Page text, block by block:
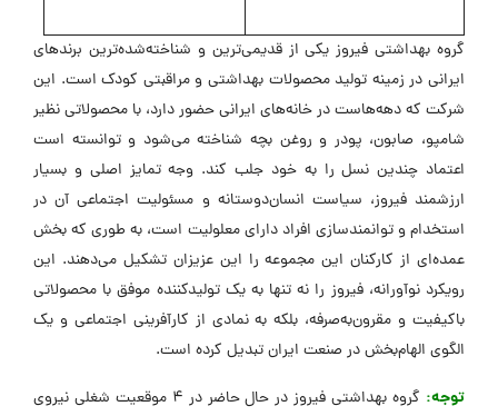
گروه بهداشتی فیروز یکی از قدیمی‌ترین و شناخته‌شده‌ترین برندهای
ایرانی در زمینه تولید محصولات بهداشتی و مراقبتی کودک است. این
شرکت که دهه‌هاست در خانه‌های ایرانی حضور دارد، با محصولاتی نظیر
شامپو، صابون، پودر و روغن بچه شناخته می‌شود و توانسته است
اعتماد چندین نسل را به خود جلب کند. وجه تمایز اصلی و بسیار
ارزشمند فیروز، سیاست انسان‌دوستانه و مسئولیت اجتماعی آن در
استخدام و توانمندسازی افراد دارای معلولیت است، به طوری که بخش
عمده‌ای از کارکنان این مجموعه را این عزیزان تشکیل می‌دهند. این
رویکرد نوآورانه، فیروز را نه تنها به یک تولیدکننده موفق با محصولاتی
باکیفیت و مقرون‌به‌صرفه، بلکه به نمادی از کارآفرینی اجتماعی و یک
الگوی الهام‌بخش در صنعت ایران تبدیل کرده است.
توجه:
گروه بهداشتی فیروز در حال حاضر در 4 موقعیت شغلی نیروی